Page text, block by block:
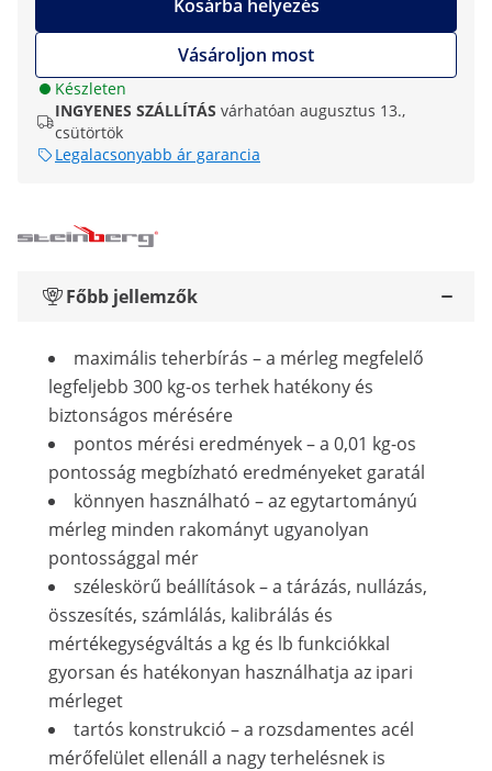
Kosárba helyezés
Vásároljon most
Készleten
INGYENES SZÁLLÍTÁS várhatóan augusztus 13.,
csütörtök
Legalacsonyabb ár garancia
Főbb jellemzők
maximális teherbírás – a mérleg megfelelő
legfeljebb 300 kg-os terhek hatékony és
biztonságos mérésére
pontos mérési eredmények – a 0,01 kg-os
pontosság megbízható eredményeket garatál
könnyen használható – az egytartományú
mérleg minden rakományt ugyanolyan
pontossággal mér
széleskörű beállítások – a tárázás, nullázás,
összesítés, számlálás, kalibrálás és
mértékegységváltás a kg és lb funkciókkal
gyorsan és hatékonyan használhatja az ipari
mérleget
tartós konstrukció – a rozsdamentes acél
mérőfelület ellenáll a nagy terhelésnek is